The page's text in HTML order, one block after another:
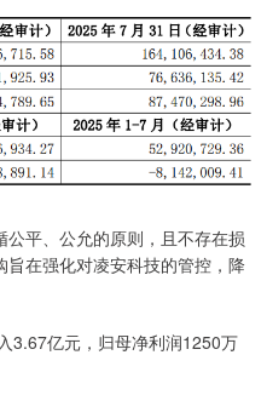
平、公允的原则，且不存在损
在强化对凌安科技的管控，降
亿元，归母净利润1250万